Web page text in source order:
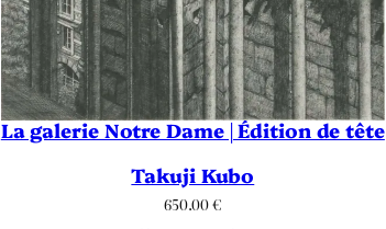
La galerie Notre Dame | Édition de tête
Takuji Kubo
650.00€